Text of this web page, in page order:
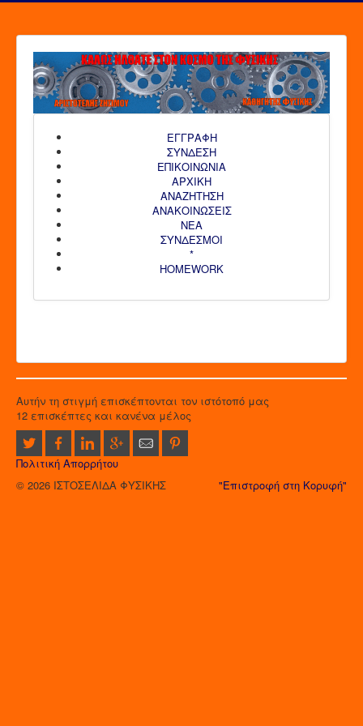
ΕΓΓΡΑΦΗ
ΣΥΝΔΕΣΗ
ΕΠΙΚΟΙΝΩΝΙΑ
ΑΡΧΙΚΗ
AΝΑΖΗΤΗΣΗ
ΑΝΑΚΟΙΝΩΣΕΙΣ
ΝΕΑ
ΣΥΝΔΕΣΜΟΙ
*
HOMEWORK
Αυτήν τη στιγμή επισκέπτονται τον ιστότοπό μας
12 επισκέπτες και κανένα μέλος
Πολιτική Απορρήτου
"Επιστροφή στη Κορυφή"
© 2026 ΙΣΤΟΣΕΛΙΔΑ ΦΥΣΙΚΗΣ